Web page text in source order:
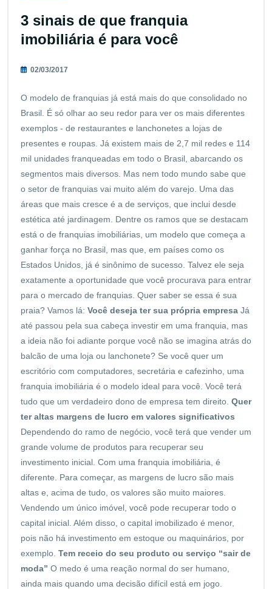
3 sinais de que franquia
imobiliária é para você
02/03/2017
O modelo de franquias já está mais do que consolidado no
Brasil. É só olhar ao seu redor para ver os mais diferentes
exemplos - de restaurantes e lanchonetes a lojas de
presentes e roupas. Já existem mais de 2,7 mil redes e 114
mil unidades franqueadas em todo o Brasil, abarcando os
segmentos mais diversos. Mas nem todo mundo sabe que
o setor de franquias vai muito além do varejo. Uma das
áreas que mais cresce é a de serviços, que inclui desde
estética até jardinagem. Dentre os ramos que se destacam
está o de franquias imobiliárias, um modelo que começa a
ganhar força no Brasil, mas que, em países como os
Estados Unidos, já é sinônimo de sucesso. Talvez ele seja
exatamente a oportunidade que você procurava para entrar
para o mercado de franquias. Quer saber se essa é sua
praia? Vamos lá: Você deseja ter sua própria empresa Já
até passou pela sua cabeça investir em uma franquia, mas
a ideia não foi adiante porque você não se imagina atrás do
balcão de uma loja ou lanchonete? Se você quer um
escritório com computadores, secretária e cafezinho, uma
franquia imobiliária é o modelo ideal para você. Você terá
tudo que um verdadeiro dono de empresa tem direito. Quer
ter altas margens de lucro em valores significativos
Dependendo do ramo de negócio, você terá que vender um
grande volume de produtos para recuperar seu
investimento inicial. Com uma franquia imobiliária, é
diferente. Para começar, as margens de lucro são mais
altas e, acima de tudo, os valores são muito maiores.
Vendendo um único imóvel, você pode recuperar todo o
capital inicial. Além disso, o capital imobilizado é menor,
pois não há investimento em estoque ou maquinários, por
exemplo. Tem receio do seu produto ou serviço “sair de
moda” O medo é uma reação normal do ser humano,
ainda mais quando uma decisão difícil está em jogo.